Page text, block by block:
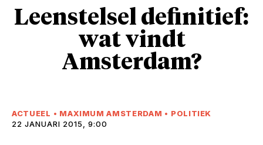
Leenstelsel definitief:
wat vindt
Amsterdam?
ACTUEEL • MAXIMUM AMSTERDAM • POLITIEK
22 JANUARI 2015, 9:00